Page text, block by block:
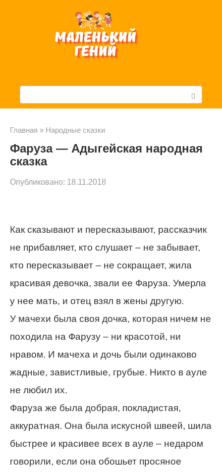
с
Главная » Народные сказки
Фаруза — Адыгейская народная
сказка
Опубликовано: 18.11.2018
Как сказывают и пересказывают, рассказчик
не прибавляет, кто слушает – не забывает,
кто пересказывает – не сокращает, жила
красивая девочка, звали ее Фаруза. Умерла
у нее мать, и отец взял в жены другую.
У мачехи была своя дочка, которая ничем не
походила на Фарузу – ни красотой, ни
нравом. И мачеха и дочь были одинаково
жадные, завистливые, грубые. Никто в ауле
не любил их.
Фаруза же была добрая, покладистая,
аккуратная. Она была искусной швеей, шила
быстрее и красивее всех в ауле – недаром
говорили, если она обошьет просяное